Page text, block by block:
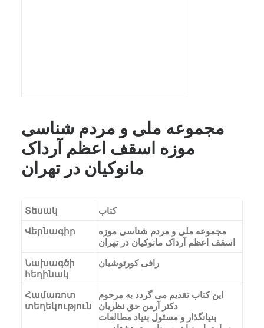
مجموعه ملی و مردم شناسی
موزه اسقف اعظم آرداک
مانوکیان در تهران
Տեսակ
کتاب
Վերնագիր
مجموعه ملی و مردم شناسی موزه
اسقف اعظم آرداک مانوکیان در تهران
Նախագծի
հեղինակ
رافی کورتوشیان
Համառոտ
տեղեկություն
این کتاب تقدیم می گردد به مرحوم
دکتر آرمن حق نظریان
بنیانگذار و مسئول بنیاد مطالعات